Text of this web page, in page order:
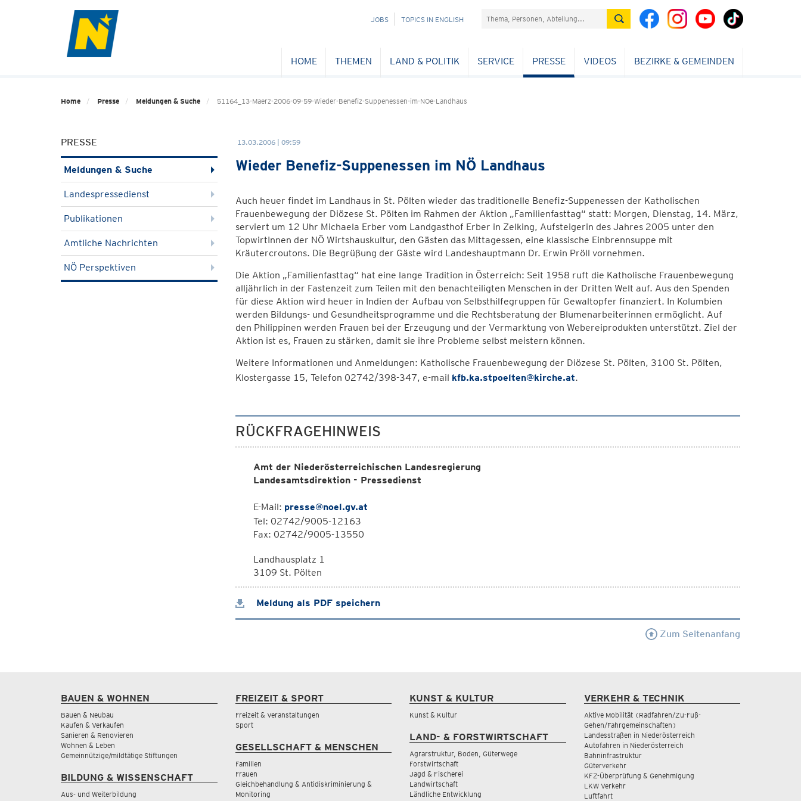
NAVIGATION
JOBS TOPICS IN ENGLISH Suchefeld
HOME THEMEN LAND & POLITIK SERVICE PRESSE VIDEOS BEZIRKE & GEMEINDEN
Home Presse Meldungen & Suche 51164_13-Maerz-2006-09-59-Wieder-Benefiz-Suppenessen-im-NOe-Landhaus
PRESSE
Meldungen & Suche
Landespressedienst
Publikationen
Amtliche Nachrichten
NÖ Perspektiven
13.03.2006 | 09:59
Wieder Benefiz-Suppenessen im NÖ Landhaus
Auch heuer findet im Landhaus in St. Pölten wieder das traditionelle Benefiz-Suppenessen der Katholischen
Frauenbewegung der Diözese St. Pölten im Rahmen der Aktion „Familienfasttag“ statt: Morgen, Dienstag, 14. März,
serviert um 12 Uhr Michaela Erber vom Landgasthof Erber in Zelking, Aufsteigerin des Jahres 2005 unter den
TopwirtInnen der NÖ Wirtshauskultur, den Gästen das Mittagessen, eine klassische Einbrennsuppe mit
Kräutercroutons. Die Begrüßung der Gäste wird Landeshauptmann Dr. Erwin Pröll vornehmen.
Die Aktion „Familienfasttag“ hat eine lange Tradition in Österreich: Seit 1958 ruft die Katholische Frauenbewegung
alljährlich in der Fastenzeit zum Teilen mit den benachteiligten Menschen in der Dritten Welt auf. Aus den Spenden
für diese Aktion wird heuer in Indien der Aufbau von Selbsthilfegruppen für Gewaltopfer finanziert. In Kolumbien
werden Bildungs- und Gesundheitsprogramme und die Rechtsberatung der Blumenarbeiterinnen ermöglicht. Auf
den Philippinen werden Frauen bei der Erzeugung und der Vermarktung von Webereiprodukten unterstützt. Ziel der
Aktion ist es, Frauen zu stärken, damit sie ihre Probleme selbst meistern können.
Weitere Informationen und Anmeldungen: Katholische Frauenbewegung der Diözese St. Pölten, 3100 St. Pölten,
Klostergasse 15, Telefon 02742/398-347, e-mail kfb.ka.stpoelten@kirche.at.
RÜCKFRAGEHINWEIS
Amt der Niederösterreichischen Landesregierung
Landesamtsdirektion - Pressedienst
E-Mail: presse@noel.gv.at
Tel: 02742/9005-12163
Fax: 02742/9005-13550
Landhausplatz 1
3109 St. Pölten
Meldung als PDF speichern
Zum Seitenanfang
BAUEN & WOHNEN
Bauen & Neubau
Kaufen & Verkaufen
Sanieren & Renovieren
Wohnen & Leben
Gemeinnützige/mildtätige Stiftungen
BILDUNG & WISSENSCHAFT
Aus- und Weiterbildung
FREIZEIT & SPORT
Freizeit & Veranstaltungen
Sport
GESELLSCHAFT & MENSCHEN
Familien
Frauen
Gleichbehandlung & Antidiskriminierung &
Monitoring
KUNST & KULTUR
Kunst & Kultur
LAND- & FORSTWIRTSCHAFT
Agrarstruktur, Boden, Güterwege
Forstwirtschaft
Jagd & Fischerei
Landwirtschaft
Ländliche Entwicklung
VERKEHR & TECHNIK
Aktive Mobilität (Radfahren/Zu-Fuß-
Gehen/Fahrgemeinschaften)
Landesstraßen in Niederösterreich
Autofahren in Niederösterreich
Bahninfrastruktur
Güterverkehr
KFZ-Überprüfung & Genehmigung
LKW Verkehr
Luftfahrt